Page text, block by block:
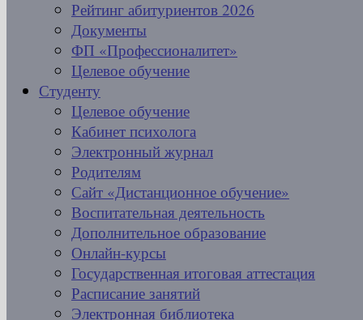
Рейтинг абитуриентов 2026
Документы
ФП «Профессионалитет»
Целевое обучение
Студенту
Целевое обучение
Кабинет психолога
Электронный журнал
Родителям
Сайт «Дистанционное обучение»
Воспитательная деятельность
Дополнительное образование
Онлайн-курсы
Государственная итоговая аттестация
Расписание занятий
Электронная библиотека